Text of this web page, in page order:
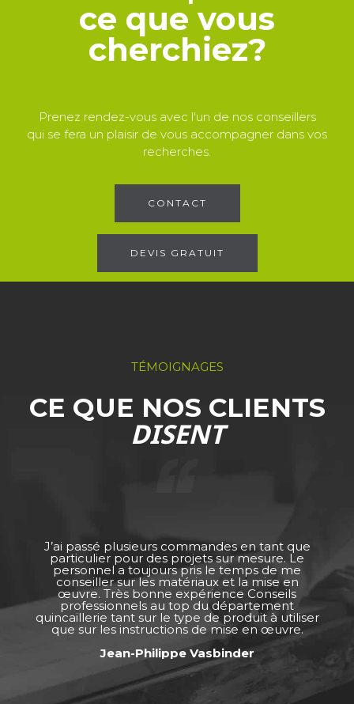
ce que vous
cherchiez?
Prenez rendez-vous avec l'un de nos conseillers
qui se fera un plaisir de vous accompagner dans vos
recherches.
CONTACT
DEVIS GRATUIT
TÉMOIGNAGES
CE QUE NOS CLIENTS
DISENT
J’ai passé plusieurs commandes en tant que
particulier pour des projets sur mesure. Le
personnel a toujours pris le temps de me
conseiller sur les matériaux et la mise en
œuvre. Très bonne expérience Conseils
professionnels au top du département
quincaillerie tant sur le type de produit à utiliser
que sur les instructions de mise en œuvre.
Jean-Philippe Vasbinder